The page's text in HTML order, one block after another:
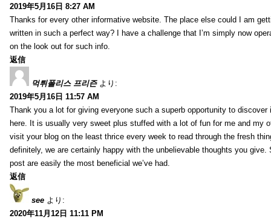
2019年5月16日 8:27 AM
Thanks for every other informative website. The place else could I am
written in such a perfect way? I have a challenge that I’m simply now
on the look out for such info.
返信
먹튀폴리스 프리즌 より:
2019年5月16日 11:57 AM
Thank you a lot for giving everyone such a superb opportunity to discover
here. It is usually very sweet plus stuffed with a lot of fun for me and my
visit your blog on the least thrice every week to read through the fresh
definitely, we are certainly happy with the unbelievable thoughts you
post are easily the most beneficial we’ve had.
返信
see より:
2020年11月12日 11:11 PM